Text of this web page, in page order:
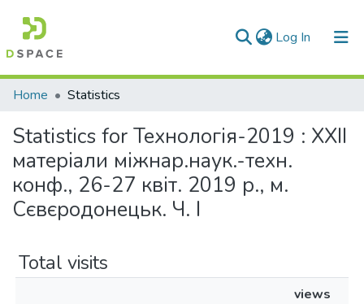
Log In (current)
Communities & Collections
All of DSpace
Home Statistics
Statistics for Технологія-2019 : XХIІ
матеріали міжнар.наук.-техн.
конф., 26-27 квіт. 2019 р., м.
Сєвєродонецьк. Ч. I
Total visits
views